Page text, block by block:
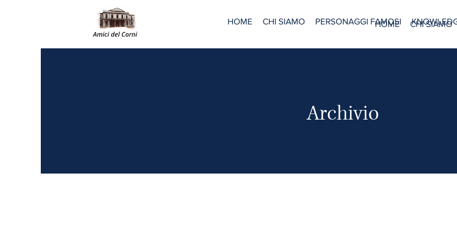
HOME CHI SIAMO PERSONAGGI FAMOSI
Archivio
HOME CHI SIAMO